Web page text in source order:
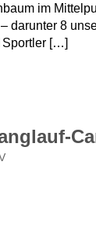
im
darunter 8
Sportler […]